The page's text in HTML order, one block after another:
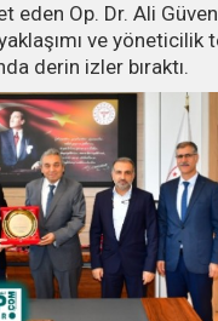
eden Op. Dr. Ali
ve yöneticilik
derin izler bıraktı.